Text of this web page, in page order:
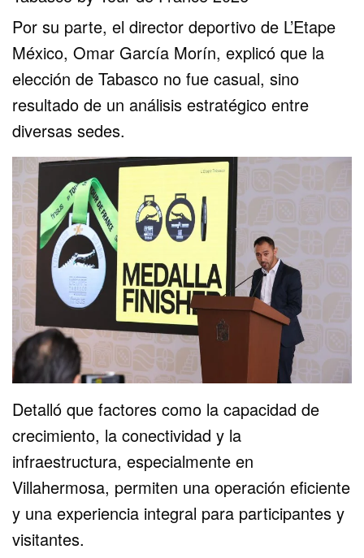
Por su parte, el director deportivo de L’Etape
México, Omar García Morín, explicó que la
elección de Tabasco no fue casual, sino
resultado de un análisis estratégico entre
diversas sedes.
Detalló que factores como la capacidad de
crecimiento, la conectividad y la
infraestructura, especialmente en
Villahermosa, permiten una operación eficiente
y una experiencia integral para participantes y
visitantes.